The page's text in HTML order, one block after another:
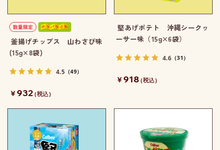
釜揚げチップス 山わさび味
(15g×8袋)
4.5 （49）
￥932 (税込)
堅あげポテト 沖縄シークヮ
ーサー味（15g×6袋）
4.6 （31）
￥918 (税込)